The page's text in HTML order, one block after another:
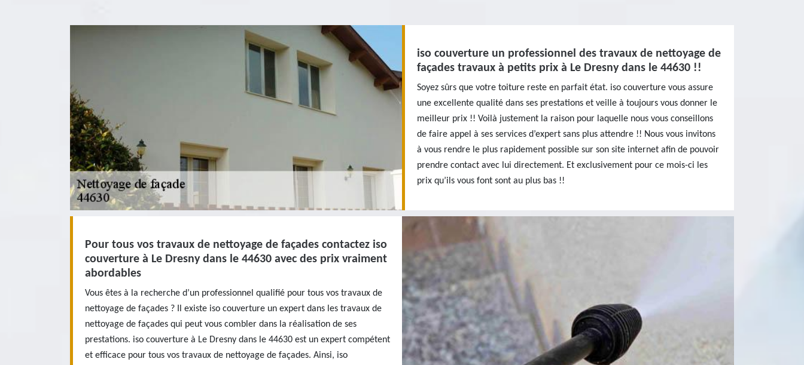
iso couverture un professionnel des travaux de nettoyage de
façades travaux à petits prix à Le Dresny dans le 44630 !!
Soyez sûrs que votre toiture reste en parfait état. iso couverture vous assure
une excellente qualité dans ses prestations et veille à toujours vous donner le
meilleur prix !! Voilà justement la raison pour laquelle nous vous conseillons
de faire appel à ses services d’expert sans plus attendre !! Nous vous invitons
à vous rendre le plus rapidement possible sur son site internet afin de pouvoir
prendre contact avec lui directement. Et exclusivement pour ce mois-ci les
prix qu’ils vous font sont au plus bas !!
Pour tous vos travaux de nettoyage de façades contactez iso
couverture à Le Dresny dans le 44630 avec des prix vraiment
abordables
Vous êtes à la recherche d’un professionnel qualifié pour tous vos travaux de
nettoyage de façades ? Il existe iso couverture un expert dans les travaux de
nettoyage de façades qui peut vous combler dans la réalisation de ses
prestations. iso couverture à Le Dresny dans le 44630 est un expert compétent
et efficace pour tous vos travaux de nettoyage de façades. Ainsi, iso